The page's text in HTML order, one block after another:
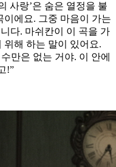
사랑’은 숨은 열정을 불
에요. 그중 마음이 가는
다. 마쉬칸이 이 곡을 가
위해 하는 말이 있어요.
만은 없는 거야. 이 안에
!”